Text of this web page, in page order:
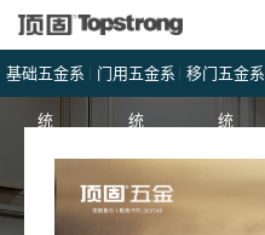
基础五金系
统
门用五金系
统
移门五金系
统